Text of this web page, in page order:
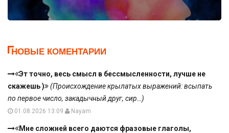
НОВЫЕ КОМЕНТАРИИ
Эт точно, весь смысл в бессмысленности, лучше не
скажешь )
(Происхождение крылатых выражений: всыпать
по первое число, закадычный друг, сир…)
01.08.2026 13:09 Nayam
Мне сложней всего даются фразовые глаголы,